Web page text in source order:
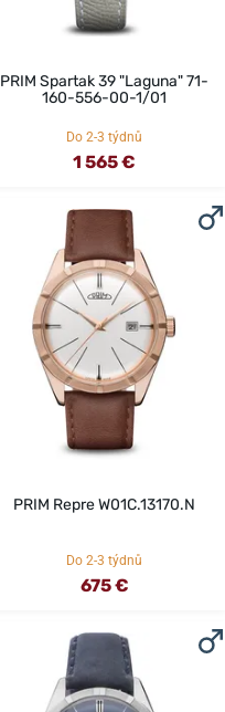
PRIM Spartak 39 "Laguna" 71-
160-556-00-1/01
Do 2-3 týdnů
1 565 €
PRIM Repre W01C.13170.N
Do 2-3 týdnů
675 €